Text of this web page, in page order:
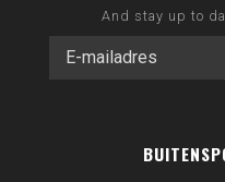
And stay up to